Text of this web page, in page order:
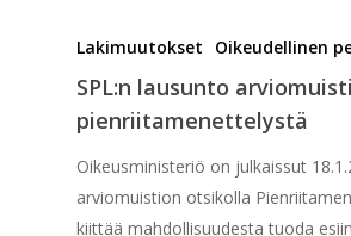
Lakimuutokset Oikeudellinen
SPL:n lausunto
pienriitamenettelystä
Oikeusministeriö on julkaissut
arviomuistion otsikolla
kiittää mahdollisuudesta tuoda